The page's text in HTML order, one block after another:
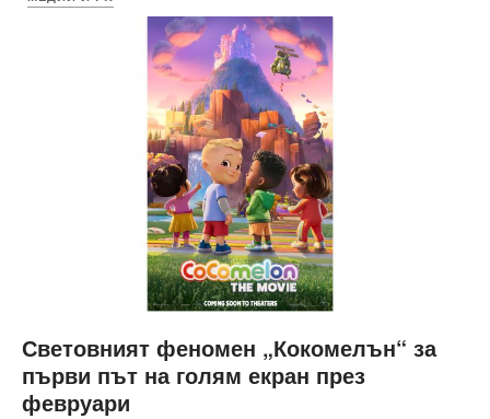
Световният феномен „Кокомелън“ за
първи път на голям екран през
февруари